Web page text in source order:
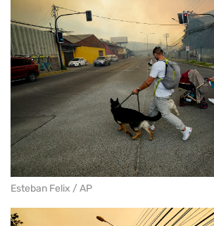
Esteban Felix / AP